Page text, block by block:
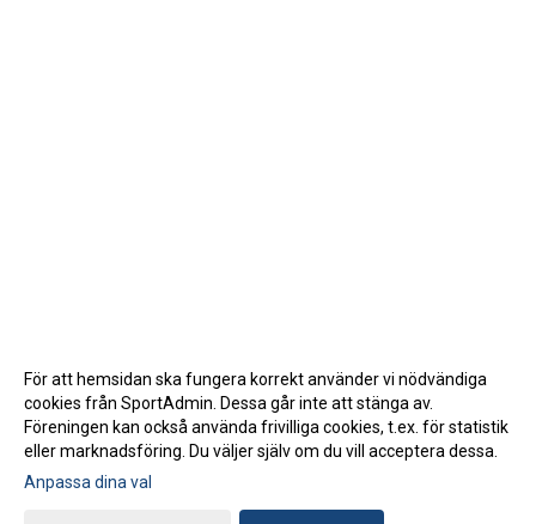
Gå till Webbversion
För att hemsidan ska fungera korrekt använder vi nödvändiga
cookies från SportAdmin. Dessa går inte att stänga av.
Föreningen kan också använda frivilliga cookies, t.ex. för statistik
eller marknadsföring. Du väljer själv om du vill acceptera dessa.
Anpassa dina val